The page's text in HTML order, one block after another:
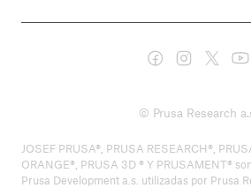
© Prusa Research
JOSEF PRUSA®, PRUSA RESEARCH®,
ORANGE®, PRUSA 3D ® Y PRUSAMENT®
Prusa Development a.s. utilizadas por Prusa